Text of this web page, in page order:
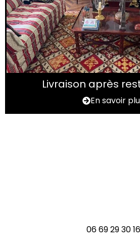
Livraison après
En savoir
06 69 29 30 16